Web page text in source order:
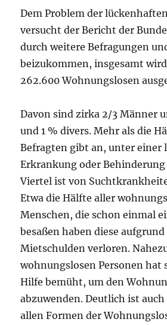
Dem Problem der
versucht der Bericht der
durch weitere Befragungen
beizukommen, insgesamt
262.600 Wohnungslosen
Davon sind zirka 2/3 Männer
und 1 % divers. Mehr als die
Befragten gibt an, unter einer
Erkrankung oder
Viertel ist von
Etwa die Hälfte aller
Menschen, die schon einmal
besaßen haben diese aufgrund
Mietschulden verloren.
wohnungslosen Personen hat
Hilfe bemüht, um den
abzuwenden. Deutlich ist auch
allen Formen der